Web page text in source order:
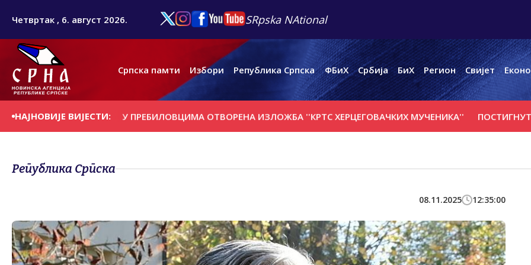
Четвртак , 6. август 2026. SRpska NAtional
Српска памти Избори Република Српска ФБиХ Србија БиХ Регион Свијет
НАЈНОВИЈЕ ВИЈЕСТИ:
ДАН У ПРЕБИЛОВЦИМА ОTВОРЕНА ИЗЛОЖБА ''КРTС ХЕРЦЕГОВАЧКИХ МУЧЕНИКА'' ПОСТИГНУТ
Република Српска
08.11.2025 12:35:00